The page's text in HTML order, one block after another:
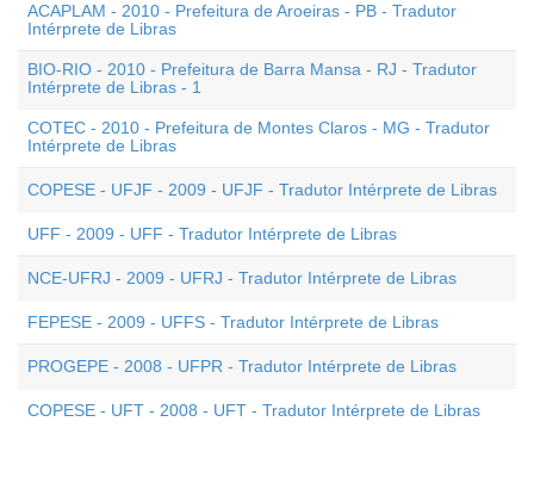
ACAPLAM - 2010 - Prefeitura de Aroeiras - PB - Tradutor
Intérprete de Libras
BIO-RIO - 2010 - Prefeitura de Barra Mansa - RJ - Tradutor
Intérprete de Libras - 1
COTEC - 2010 - Prefeitura de Montes Claros - MG - Tradutor
Intérprete de Libras
COPESE - UFJF - 2009 - UFJF - Tradutor Intérprete de Libras
UFF - 2009 - UFF - Tradutor Intérprete de Libras
NCE-UFRJ - 2009 - UFRJ - Tradutor Intérprete de Libras
FEPESE - 2009 - UFFS - Tradutor Intérprete de Libras
PROGEPE - 2008 - UFPR - Tradutor Intérprete de Libras
COPESE - UFT - 2008 - UFT - Tradutor Intérprete de Libras